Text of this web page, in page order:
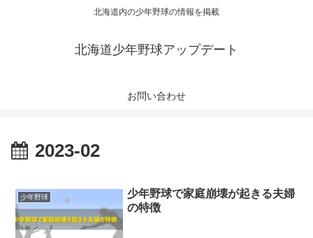
北海道内の少年野球の情報を掲載
北海道少年野球アップデート
お問い合わせ
2023-02
少年野球
少年野球で家庭崩壊が起きる夫婦
の特徴